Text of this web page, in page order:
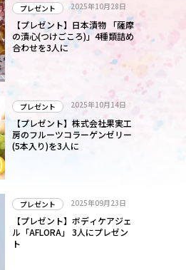
プレゼント 2025年10月28日
【プレゼント】日本漬物 「薩摩
の漬心(つけごころ)」4種類詰め
合わせを3人に
プレゼント 2025年10月14日
【プレゼント】株式会社果実工
房のフルーツコラーゲンゼリー
(5本入り)を3人に
プレゼント 2025年09月23日
【プレゼント】ボディケアジェ
ル「AFLORA」 3人にプレゼン
ト